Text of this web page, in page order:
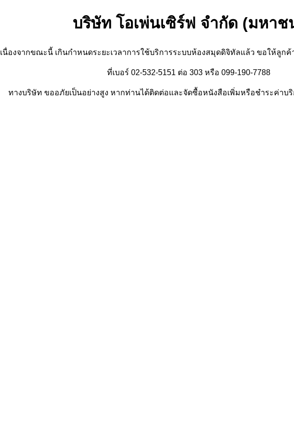
บริษัท โอเพ่นเซิร์ฟ จำกัด (มหาช
เนื่องจากขณะนี้ เกินกำหนดระยะเวลาการใช้บริการระบบห้องสมุดดิจิทัลแล้ว ขอให้ลูก
ที่เบอร์ 02-532-5151 ต่อ 303 หรือ 099-190-7788
ทางบริษัท ขออภัยเป็นอย่างสูง หากท่านได้ติดต่อและจัดซื้อหนังสือเพิ่มหรือชำระค่าบริ